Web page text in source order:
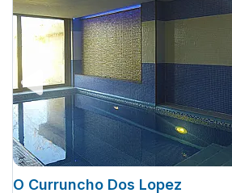
O Curruncho Dos Lopez